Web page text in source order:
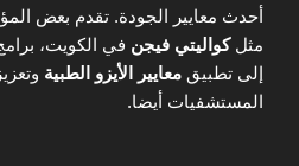
أحدث معايير الجودة. تقدم بعض
مثلكواليتي فيجن في الكويت،
إلى تطبيق معايير الأيزو الطبية
المستشفيات أيضا.